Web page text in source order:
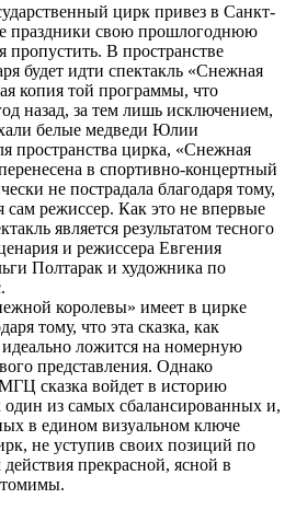
цирк привез в Санкт-
праздники свою прошлогоднюю
пропустить. В пространстве
будет идти спектакль «Снежная
копия той программы, что
назад, за тем лишь исключением,
белые медведи Юлии
пространства цирка, «Снежная
в спортивно-концертный
не пострадала благодаря тому,
сам режиссер. Как это не впервые
является результатом тесного
и режиссера Евгения
Полтарак и художника по
королевы» имеет в цирке
тому, что эта сказка, как
идеально ложится на номерную
представления. Однако
сказка войдет в историю
один из самых сбалансированных и,
в едином визуальном ключе
не уступив своих позиций по
прекрасной, ясной в